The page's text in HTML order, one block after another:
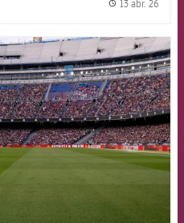
13 abr. 26
FCB Barcelona badge